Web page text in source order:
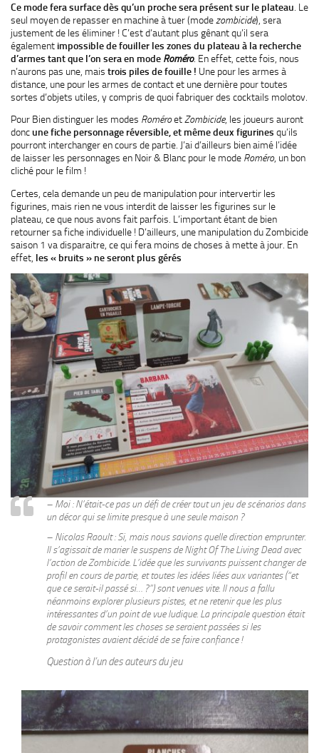
Ce mode fera surface dès qu’un proche sera présent sur le plateau . Le
seul moyen de repasser en machine à tuer (mode zombicide), sera
justement de les éliminer ! C’est d’autant plus gênant qu’il sera
également impossible de fouiller les zones du plateau à la recherche
d’armes tant que l’on sera en mode Roméro. En effet, cette fois, nous
n’aurons pas une, mais trois piles de fouille ! Une pour les armes à
distance, une pour les armes de contact et une dernière pour toutes
sortes d’objets utiles, y compris de quoi fabriquer des cocktails molotov.
Pour Bien distinguer les modes RoméroetZombicide, les joueurs auront
doncune fiche personnage réversible, et même deux figurines qu’ils
pourront interchanger en cours de partie. J’ai d’ailleurs bien aimé l’idée
de laisser les personnages en Noir & Blanc pour le mode Roméro, un bon
cliché pour le film !
Certes, cela demande un peu de manipulation pour intervertir les
figurines, mais rien ne vous interdit de laisser les figurines sur le
plateau, ce que nous avons fait parfois. L’important étant de bien
retourner sa fiche individuelle ! D’ailleurs, une manipulation du Zombicide
saison 1 va disparaitre, ce qui fera moins de choses à mette à jour. En
effet, les « bruits » ne seront plus gérés
– Moi : N’était-ce pas un défi de créer tout un jeu de scénarios dans
un décor qui se limite presque à une seule maison ?
– Nicolas Raoult : Si, mais nous savions quelle direction emprunter.
Il s’agissait de marier le suspens de Night Of The Living Dead avec
l’action de Zombicide. L’idée que les survivants puissent changer de
profil en cours de partie, et toutes les idées liées aux variantes (“et
que ce serait-il passé si… ?”) sont venues vite. Il nous a fallu
néanmoins explorer plusieurs pistes, et ne retenir que les plus
intéressantes d’un point de vue ludique. La principale question était
de savoir comment les choses se seraient passées si les
protagonistes avaient décidé de se faire confiance !
Question à l’un des auteurs du jeu